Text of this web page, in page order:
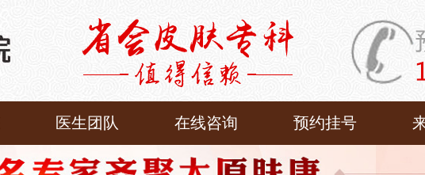
医生团队 在线咨询 预约挂号